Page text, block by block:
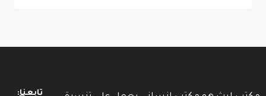
تابعنا: